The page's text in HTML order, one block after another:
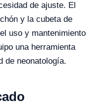
de ajuste. El
y la cubeta de
uso y mantenimiento
una herramienta
de neonatología.